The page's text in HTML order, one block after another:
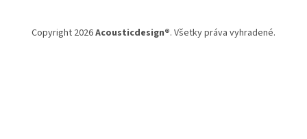
Copyright 2026Acousticdesign®. Všetky práva vyhradené.